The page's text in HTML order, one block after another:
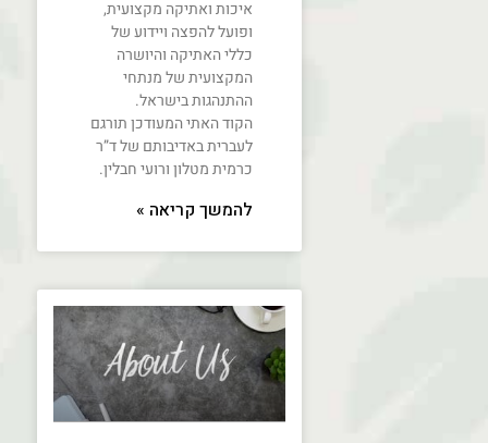
איכות ואתיקה מקצועית,
ופועל להפצה ויידוע של
כללי האתיקה והיושרה
המקצועית של מנתחי
ההתנהגות בישראל.
הקוד האתי המעודכן תורגם
לעברית באדיבותם של ד”ר
כרמית מטלון ורועי חבלין.
להמשך קריאה »